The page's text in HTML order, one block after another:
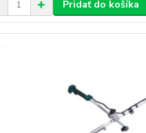
Pridať do košíka